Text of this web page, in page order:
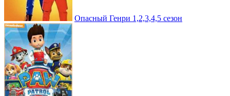
Опасный Генри 1,2,3,4,5 сезон